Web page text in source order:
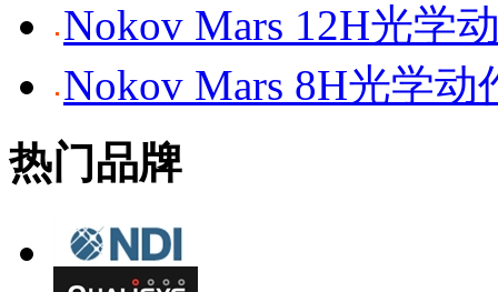
Nokov Mars 12H光学
Nokov Mars 8H光学动
热门品牌